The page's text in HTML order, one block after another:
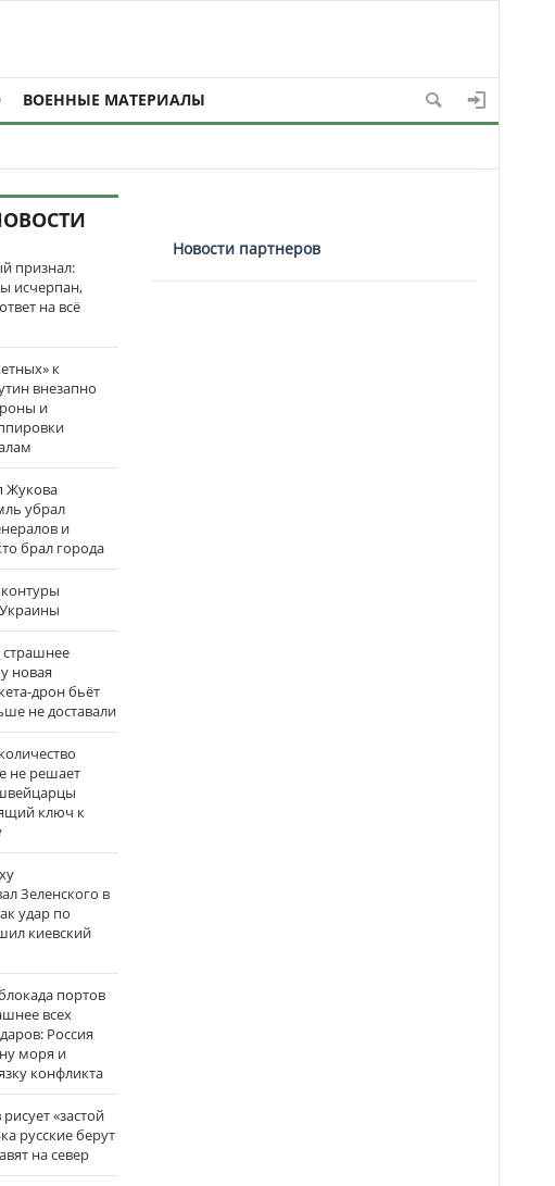
ВОЕННЫЕ МАТЕРИАЛЫ
признал:
исчерпан,
на всё
к
внезапно
и
Жукова
убрал
и
брал города
новая
дрон бьёт
не доставали
не решает
ключ к
Зеленского в
удар по
киевский
портов
всех
Россия
моря и
конфликта
«застой
русские берут
на север
Новости партнеров